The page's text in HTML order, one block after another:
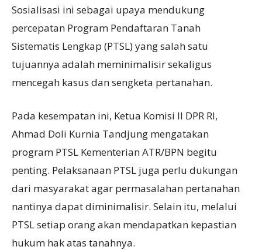
Sosialisasi ini sebagai upaya mendukung
percepatan Program Pendaftaran Tanah
Sistematis Lengkap (PTSL) yang salah satu
tujuannya adalah meminimalisir sekaligus
mencegah kasus dan sengketa pertanahan.
Pada kesempatan ini, Ketua Komisi II DPR RI,
Ahmad Doli Kurnia Tandjung mengatakan
program PTSL Kementerian ATR/BPN begitu
penting. Pelaksanaan PTSL juga perlu dukungan
dari masyarakat agar permasalahan pertanahan
nantinya dapat diminimalisir. Selain itu, melalui
PTSL setiap orang akan mendapatkan kepastian
hukum hak atas tanahnya.